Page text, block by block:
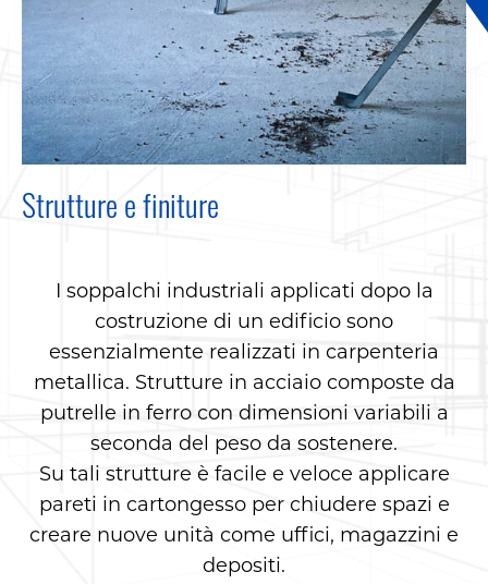
Strutture e finiture
I soppalchi industriali applicati dopo la
costruzione di un edificio sono
essenzialmente realizzati in carpenteria
metallica. Strutture in acciaio composte da
putrelle in ferro con dimensioni variabili a
seconda del peso da sostenere.
Su tali strutture è facile e veloce applicare
pareti in cartongesso per chiudere spazi e
creare nuove unità come uffici, magazzini e
depositi.